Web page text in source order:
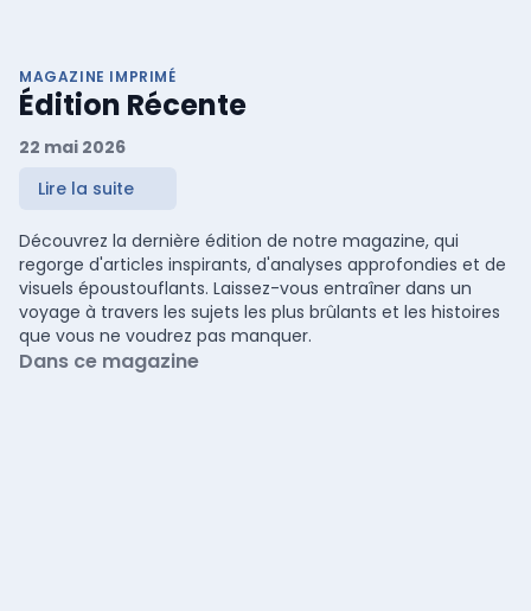
MAGAZINE IMPRIMÉ
Édition Récente
22 mai 2026
Lire la suite
Découvrez la dernière édition de notre magazine, qui
regorge d'articles inspirants, d'analyses approfondies et de
visuels époustouflants. Laissez-vous entraîner dans un
voyage à travers les sujets les plus brûlants et les histoires
que vous ne voudrez pas manquer.
Dans ce magazine